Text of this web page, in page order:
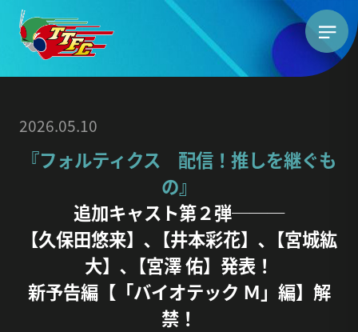
2026.05.10
『フォルティクス 配信！推しを継ぐも
の』
追加キャスト第２弾───
【久保田悠来】､【井本彩花】､【宮城紘
大】､【宮澤 佑】発表！
新予告編【「バイオテック Ｍ」編】解
禁！